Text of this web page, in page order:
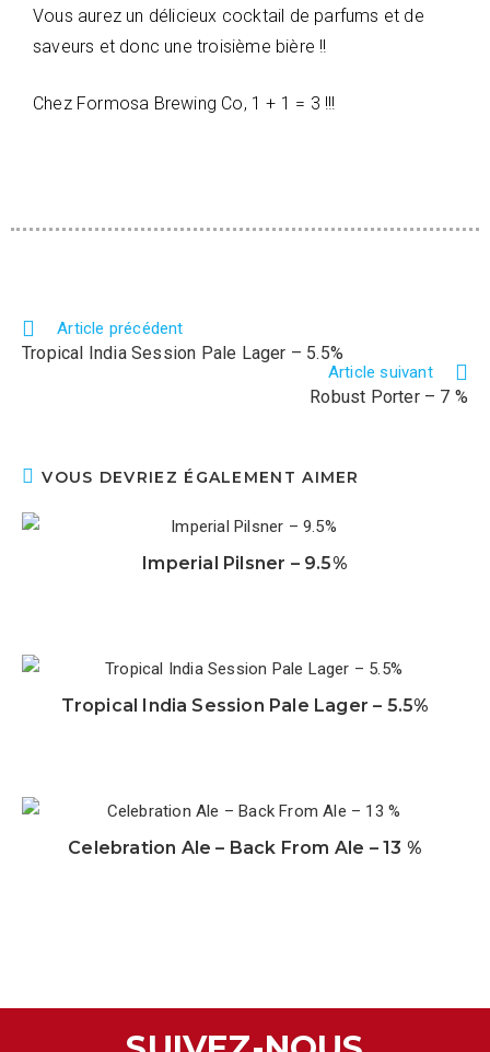
Vous aurez un délicieux cocktail de parfums et de
saveurs et donc une troisième bière !!
Chez Formosa Brewing Co, 1 + 1 = 3 !!!
Article précédent
Tropical India Session Pale Lager – 5.5%
Article suivant
Robust Porter – 7 %
VOUS DEVRIEZ ÉGALEMENT AIMER
Imperial Pilsner – 9.5%
Tropical India Session Pale Lager – 5.5%
Celebration Ale – Back From Ale – 13 %